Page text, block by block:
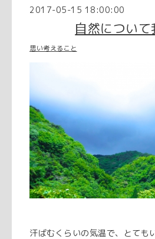
2017-05-15 18:00:00
自然について
思い考えること
汗ばむくらいの気温で、とても